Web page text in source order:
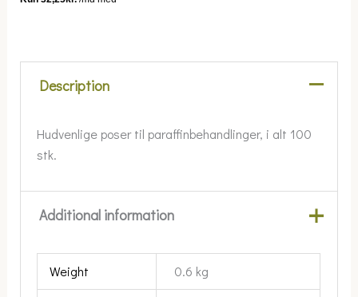
Description
Hudvenlige poser til paraffinbehandlinger, i alt 100
stk.
Additional information
Weight 0.6 kg